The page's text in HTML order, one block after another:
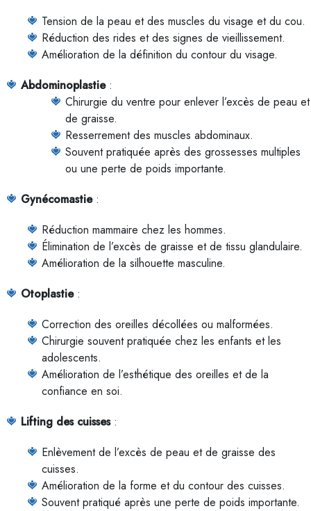
Tension de la peau et des muscles du visage et du cou.
Réduction des rides et des signes de vieillissement.
Amélioration de la définition du contour du visage.
Abdominoplastie:
Chirurgie du ventre pour enlever l’excès de peau et
de graisse.
Resserrement des muscles abdominaux.
Souvent pratiquée après des grossesses multiples
ou une perte de poids importante.
Gynécomastie:
Réduction mammaire chez les hommes.
Élimination de l’excès de graisse et de tissu glandulaire.
Amélioration de la silhouette masculine.
Otoplastie:
Correction des oreilles décollées ou malformées.
Chirurgie souvent pratiquée chez les enfants et les
adolescents.
Amélioration de l’esthétique des oreilles et de la
confiance en soi.
Lifting des cuisses:
Enlèvement de l’excès de peau et de graisse des
cuisses.
Amélioration de la forme et du contour des cuisses.
Souvent pratiqué après une perte de poids importante.